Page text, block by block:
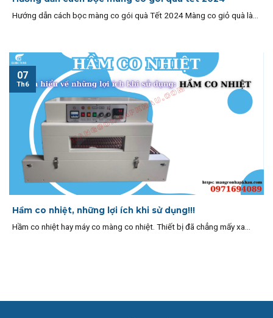
Hướng dẫn cách bọc màng co gói quà Tết 2024 Màng co giỏ quà là...
Hầm co nhiệt, những lợi ích khi sử dụng!!!
Hầm co nhiệt hay máy co màng co nhiệt. Thiết bị đã chẳng mấy xa...
07
Th6